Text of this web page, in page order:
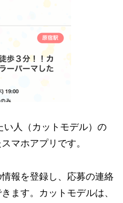
い人（カットモデル）の
マホアプリです。
報を登録し、応募の連絡
ます。カットモデルは、